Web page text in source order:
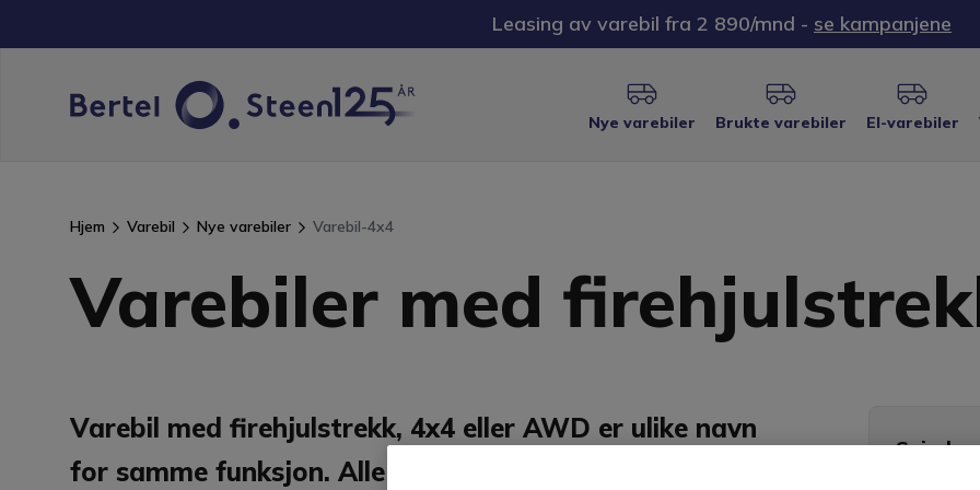
Leasing av varebil fra 2 890/mnd - se kampanjene
Nye varebiler Brukte varebiler El-varebiler
Hjem Varebil Nye varebiler Varebil-4x4
Varebiler med
Varebil med firehjulstrekk, 4x4 eller AWD er ulike navn
for samme funksjon. Alle fire hjulene har fremdrift